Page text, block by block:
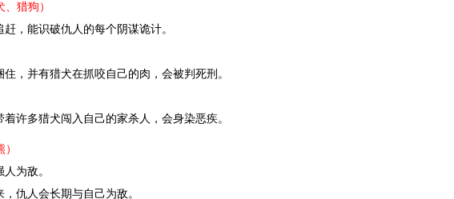
、猎狗）
，能识破仇人的每个阴谋诡计。
，并有猎犬在抓咬自己的肉，会被判死刑。
许多猎犬闯入自己的家杀人，会身染恶疾。
）
为敌。
仇人会长期与自己为敌。